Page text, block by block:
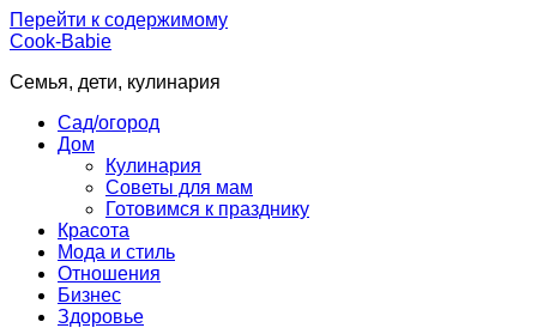
Перейти к содержимому
Cook-Babie
Семья, дети, кулинария
Сад/огород
Дом
Кулинария
Советы для мам
Готовимся к празднику
Красота
Мода и стиль
Отношения
Бизнес
Здоровье